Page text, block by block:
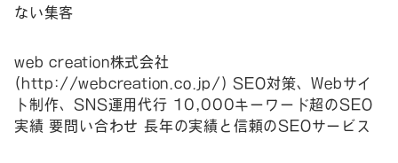
ない集客
web creation株式会社
( http://webcreation.co.jp/ ) SEO対策、Webサイ
ト制作、SNS運用代行 10,000キーワード超のSEO
実績 要問い合わせ 長年の実績と信頼のSEOサービス